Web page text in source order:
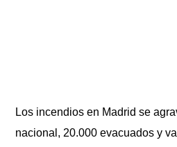
Los incendios en Madrid se
nacional, 20.000 evacuados y